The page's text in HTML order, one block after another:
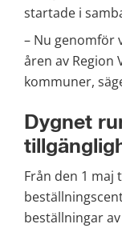
startade i
– Nu genomför
åren av Region
kommuner,
Dygnet
Från den 1 maj
beställningar